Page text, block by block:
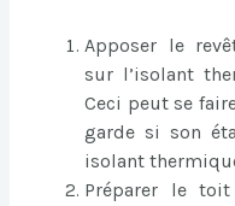
Apposer le
sur l’isolant
Ceci peut se
garde si son
isolant
Préparer le